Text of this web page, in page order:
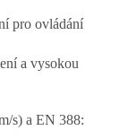
pro ovládání
a vysokou
s) a EN 388: